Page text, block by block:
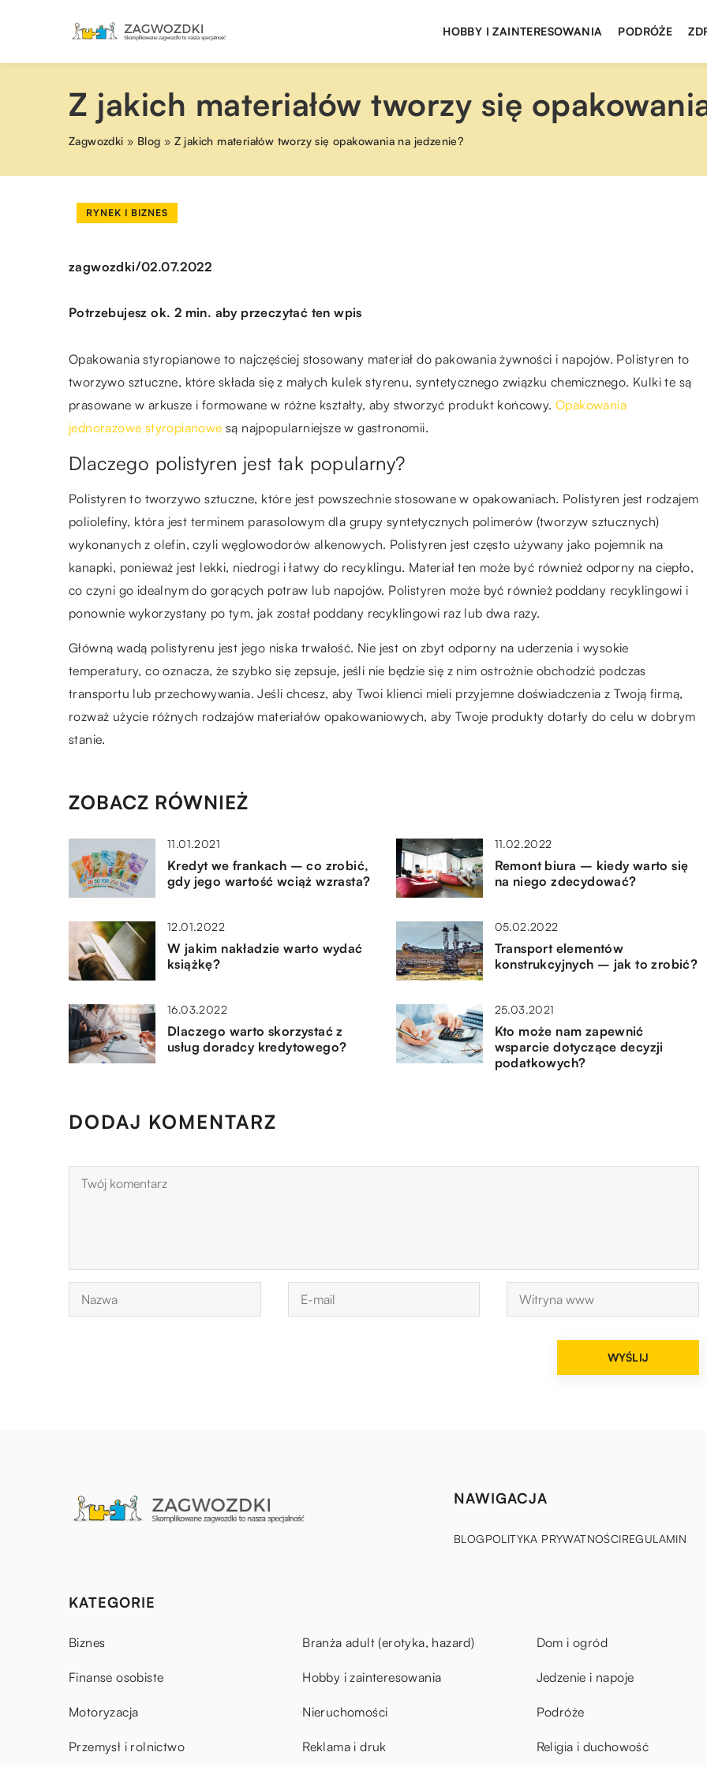
HOBBY I ZAINTERESOWANIA PODRÓŻE
Z jakich materiałów tworzy się
Zagwozdki » Blog » Z jakich materiałów tworzy się opakowania na jedzenie?
RYNEK I BIZNES
zagwozdki/02.07.2022
Potrzebujesz ok. 2 min. aby przeczytać ten wpis
Opakowania styropianowe to najczęściej stosowany materiał do pakowania żywności i napojów. Polistyren to
tworzywo sztuczne, które składa się z małych kulek styrenu, syntetycznego związku chemicznego. Kulki te są
prasowane w arkusze i formowane w różne kształty, aby stworzyć produkt końcowy.Opakowania
jednorazowe styropianowe są najpopularniejsze w gastronomii.
Dlaczego polistyren jest tak popularny?
Polistyren to tworzywo sztuczne, które jest powszechnie stosowane w opakowaniach. Polistyren jest rodzajem
poliolefiny, która jest terminem parasolowym dla grupy syntetycznych polimerów (tworzyw sztucznych)
wykonanych z olefin, czyli węglowodorów alkenowych. Polistyren jest często używany jako pojemnik na
kanapki, ponieważ jest lekki, niedrogi i łatwy do recyklingu. Materiał ten może być również odporny na ciepło,
co czyni go idealnym do gorących potraw lub napojów. Polistyren może być również poddany recyklingowi i
ponownie wykorzystany po tym, jak został poddany recyklingowi raz lub dwa razy.
Główną wadą polistyrenu jest jego niska trwałość. Nie jest on zbyt odporny na uderzenia i wysokie
temperatury, co oznacza, że szybko się zepsuje, jeśli nie będzie się z nim ostrożnie obchodzić podczas
transportu lub przechowywania. Jeśli chcesz, aby Twoi klienci mieli przyjemne doświadczenia z Twoją firmą,
rozważ użycie różnych rodzajów materiałów opakowaniowych, aby Twoje produkty dotarły do celu w dobrym
stanie.
ZOBACZ RÓWNIEŻ
11.01.2021
Kredyt we frankach – co zrobić,
gdy jego wartość wciąż wzrasta?
11.02.2022
Remont biura – kiedy warto się
na niego zdecydować?
12.01.2022
W jakim nakładzie warto wydać
książkę?
05.02.2022
Transport elementów
konstrukcyjnych – jak to zrobić?
16.03.2022
Dlaczego warto skorzystać z
usług doradcy kredytowego?
25.03.2021
Kto może nam zapewnić
wsparcie dotyczące decyzji
podatkowych?
DODAJ KOMENTARZ
NAWIGACJA
BLOGPOLITYKA PRYWATNOŚCIREGULAMIN
KATEGORIE
Biznes Branża adult (erotyka, hazard) Dom i ogród
Finanse osobiste Hobby i zainteresowania Jedzenie i napoje
Motoryzacja Nieruchomości Podróże
Przemysł i rolnictwo Reklama i druk Religia i duchowość